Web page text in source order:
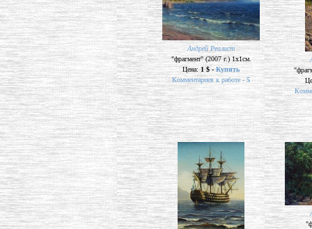
Андрей Реалист
"фрагмент" (2007 г.) 1х1см.
Цена:1 $ -Купить
Комментариев к работе -5